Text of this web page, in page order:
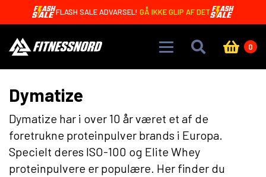
Skip to main contentOREO BARS MED 20G PROTEIN - KUN 4,99 DKK 🤩
0
Dymatize
Dymatize har i over 10 år været et af de
foretrukne proteinpulver brands i Europa.
Specielt deres ISO-100 og Elite Whey
proteinpulvere er populære. Her finder du